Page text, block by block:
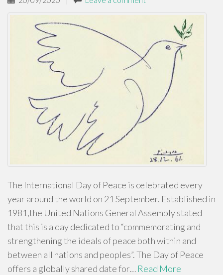
The International Day of Peace is celebrated every
year around the world on 21 September. Established in
1981,the United Nations General Assembly stated
that this is a day dedicated to “commemorating and
strengthening the ideals of peace both within and
between all nations and peoples”. The Day of Peace
offers a globally shared date for… Read More